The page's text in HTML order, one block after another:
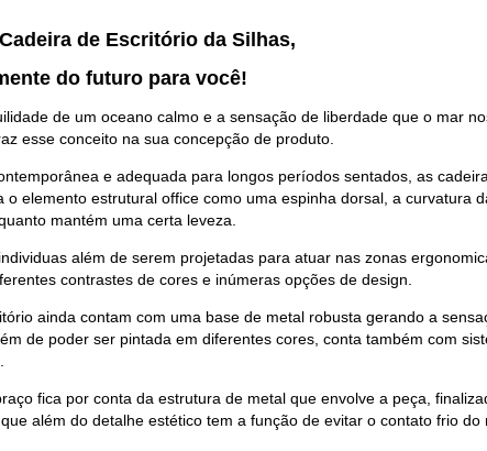
de Escritório da Silhas,
do futuro para você!
de um oceano calmo e a sensação de liberdade que o mar
esse conceito na sua concepção de produto.
e adequada para longos períodos sentados, as
o elemento estrutural office como uma espinha dorsal, a curvatura
mantém uma certa leveza.
além de serem projetadas para atuar nas zonas
contrastes de cores e inúmeras opções de design.
ainda contam com uma base de metal robusta gerando a
de poder ser pintada em diferentes cores, conta também com
fica por conta da estrutura de metal que envolve a peça,
além do detalhe estético tem a função de evitar o contato frio do